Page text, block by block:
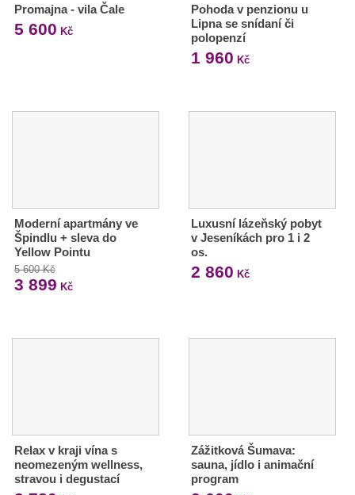
Promajna - vila Čale
5 600 Kč
Pohoda v penzionu u
Lipna se snídaní či
polopenzí
1 960 Kč
Moderní apartmány ve
Špindlu + sleva do
Yellow Pointu
5 600 Kč
3 899 Kč
Luxusní lázeňský pobyt
v Jeseníkách pro 1 i 2
os.
2 860 Kč
Relax v kraji vína s
neomezeným wellness,
stravou i degustací
Zážitková Šumava:
sauna, jídlo i animační
program